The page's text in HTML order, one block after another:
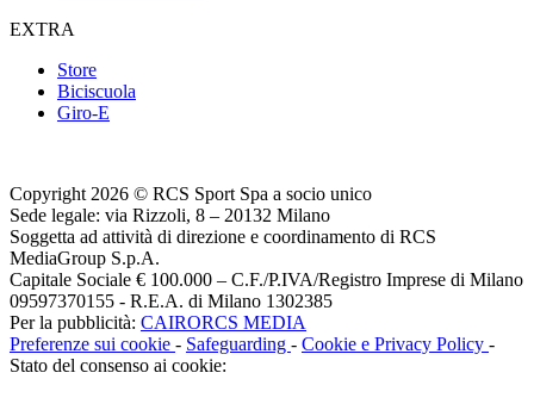
EXTRA
Store
Biciscuola
Giro-E
Copyright 2026 © RCS Sport Spa a socio unico
Sede legale: via Rizzoli, 8 – 20132 Milano
Soggetta ad attività di direzione e coordinamento di RCS
MediaGroup S.p.A.
Capitale Sociale € 100.000 – C.F./P.IVA/Registro Imprese di Milano
09597370155 - R.E.A. di Milano 1302385
Per la pubblicità: CAIRORCS MEDIA
Preferenze sui cookie - Safeguarding - Cookie e Privacy Policy -
Stato del consenso ai cookie: